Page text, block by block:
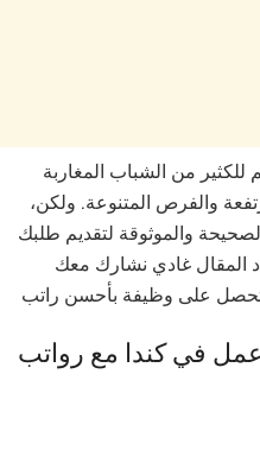
من الشباب المغاربة
والفرص المتنوعة. ولكن،
والموثوقة لتقديم طلبك
المقال غادي نشارك معك
على وظيفة بأحسن راتب
في كندا مع رواتب